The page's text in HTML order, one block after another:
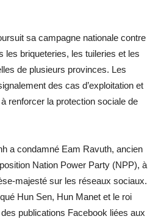
sa campagne nationale contre
les briqueteries, les tuileries et les
de plusieurs provinces. Les
des cas d’exploitation et
renforcer la protection sociale de
a condamné Eam Ravuth, ancien
Nation Power Party (NPP), à
majesté sur les réseaux sociaux.
Hun Sen, Hun Manet et le roi
publications Facebook liées aux